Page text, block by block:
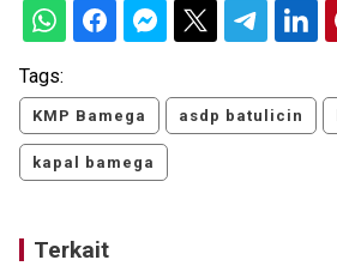
Tags:
KMP Bamega asdp batulicin
kapal bamega
Terkait